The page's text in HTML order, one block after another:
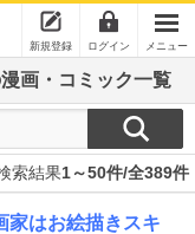
新規登録 ログイン メニュー
画・コミック一覧
索結果1～50件/全389件
はお絵描きスキ